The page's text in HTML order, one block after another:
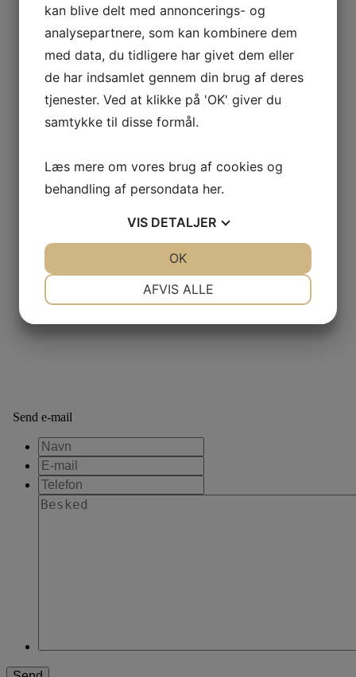
Send e-mail
kan blive delt med annoncerings- og
analysepartnere, som kan kombinere dem
med data, du tidligere har givet dem eller
de har indsamlet gennem din brug af deres
tjenester. Ved at klikke på 'OK' giver du
samtykke til disse formål.
Læs mere om vores brug af cookies og
behandling af persondata her.
VIS DETALJER
AFVIS ALLE
OK